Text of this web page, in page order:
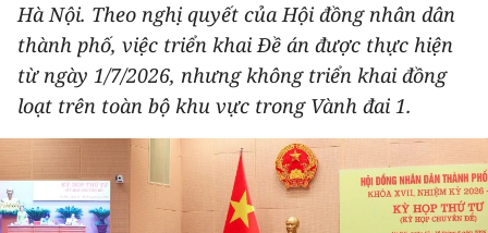
DU LỊCH
THẾ GIỚI
THỂ THAO
GIÁO DỤC
Hà Nội. Theo nghị quyết của Hội đồng nhân dân
thành phố, việc triển khai Đề án được thực hiện
từ ngày 1/7/2026, nhưng không triển khai đồng
loạt trên toàn bộ khu vực trong Vành đai 1.